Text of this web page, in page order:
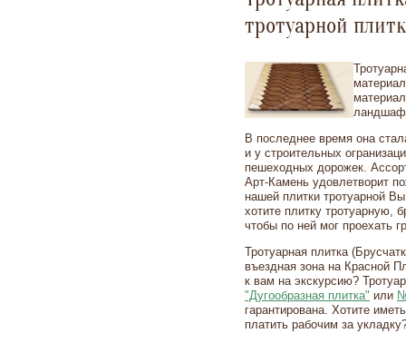
тротуарной
В последнее время она
и у строительных
пешеходных дорожек.
Арт-Камень удовлетворит
нашей плитки тротуарной
хотите плитку тротуарную,
чтобы по ней мог
Тротуарная плитка
въездная зона на Красной
к вам на экскурсию?
"Дугообразная плитка" или
гарантирована. Хотите
платить рабочим за